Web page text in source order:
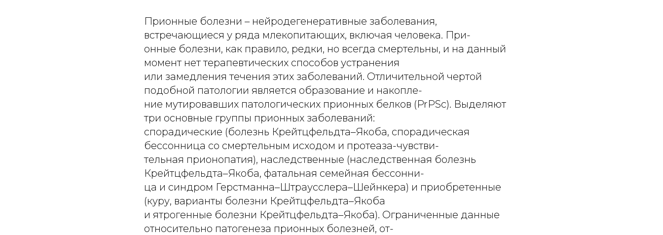
Прионные болезни – нейродегенеративные заболевания,
встречающиеся у ряда млекопитающих, включая человека. При-
онные болезни, как правило, редки, но всегда смертельны, и на данный
момент нет терапевтических способов устранения
или замедления течения этих заболеваний. Отличительной чертой
подобной патологии является образование и накопле-
ние мутировавших патологических прионных белков (PrPSc). Выделяют
три основные группы прионных заболеваний:
спорадические (болезнь Крейтцфельдта–Якоба, спорадическая
бессонница со смертельным исходом и протеаза-чувстви-
тельная прионопатия), наследственные (наследственная болезнь
Крейтцфельдта–Якоба, фатальная семейная бессонни-
ца и синдром Герстманна–Штраусслера–Шейнкера) и приобретенные
(куру, варианты болезни Крейтцфельдта–Якоба
и ятрогенные болезни Крейтцфельдта–Якоба). Ограниченные данные
относительно патогенеза прионных болезней, от-